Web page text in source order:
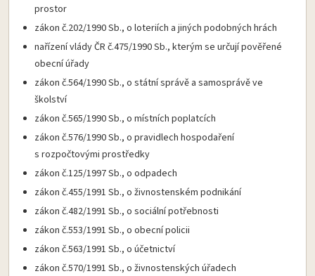
prostor
zákon č.202/1990 Sb., o loteriích a jiných podobných hrách
nařízení vlády ČR č.475/1990 Sb., kterým se určují pověřené
obecní úřady
zákon č.564/1990 Sb., o státní správě a samosprávě ve
školství
zákon č.565/1990 Sb., o místních poplatcích
zákon č.576/1990 Sb., o pravidlech hospodaření
s rozpočtovými prostředky
zákon č.125/1997 Sb., o odpadech
zákon č.455/1991 Sb., o živnostenském podnikání
zákon č.482/1991 Sb., o sociální potřebnosti
zákon č.553/1991 Sb., o obecní policii
zákon č.563/1991 Sb., o účetnictví
zákon č.570/1991 Sb., o živnostenských úřadech